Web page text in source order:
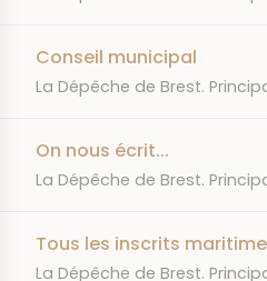
Conseil municipal
JOURNAL
La Dépêche de Brest.
On nous écrit...
JOURNAL
La Dépêche de Brest.
Tous les inscrits
JOURNAL
La Dépêche de Brest.